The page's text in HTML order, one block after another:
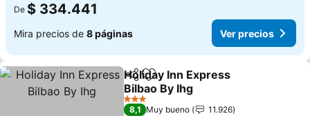
De $ 334.441
Mira precios de 8 páginas Ver precios
CompartirAgregar a favoritos
Holiday Inn Express
Bilbao By Ihg
Ver precios
3 Estrellas
8,1 Muy bueno
11.926